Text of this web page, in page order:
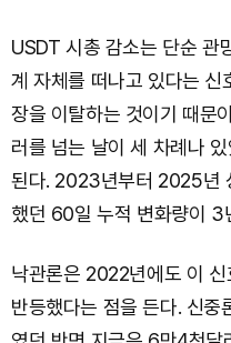
USDT 시총 감소는 단순 관
계 자체를 떠나고 있다는 신
장을 이탈하는 것이기 때문
러를 넘는 날이 세 차례나
된다. 2023년부터 2025년
했던 60일 누적 변화량이 3
낙관론은 2022년에도 이
반등했다는 점을 든다. 신